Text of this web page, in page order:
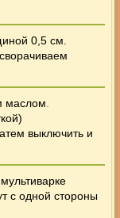
0,5 см.
маслом
выключить и
с одной стороны